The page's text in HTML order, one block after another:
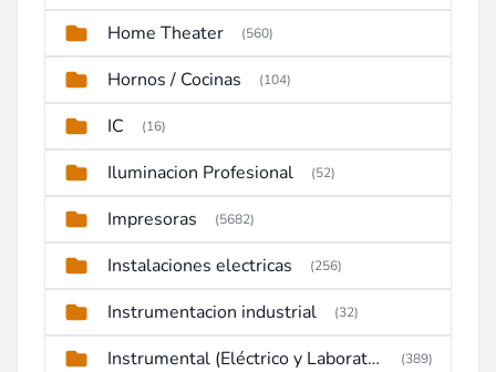
Home Theater (560)
Hornos / Cocinas (104)
IC (16)
Iluminacion Profesional (52)
Impresoras (5682)
Instalaciones electricas (256)
Instrumentacion industrial (32)
Instrumental (Eléctrico y Laboratorio) (389)